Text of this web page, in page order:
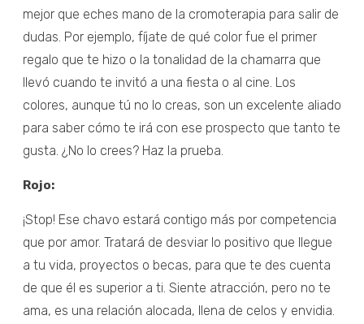
mejor que eches mano de la cromoterapia para salir de
dudas. Por ejemplo, fíjate de qué color fue el primer
regalo que te hizo o la tonalidad de la chamarra que
llevó cuando te invitó a una fiesta o al cine. Los
colores, aunque tú no lo creas, son un excelente aliado
para saber cómo te irá con ese prospecto que tanto te
gusta. ¿No lo crees? Haz la prueba.
Rojo:
¡Stop! Ese chavo estará contigo más por competencia
que por amor. Tratará de desviar lo positivo que llegue
a tu vida, proyectos o becas, para que te des cuenta
de que él es superior a ti. Siente atracción, pero no te
ama, es una relación alocada, llena de celos y envidia.